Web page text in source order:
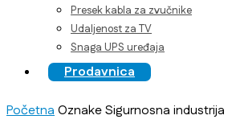
Presek kabla za zvučnike
Udaljenost za TV
Snaga UPS uređaja
Prodavnica
PočetnaOznakeSigurnosna industrija